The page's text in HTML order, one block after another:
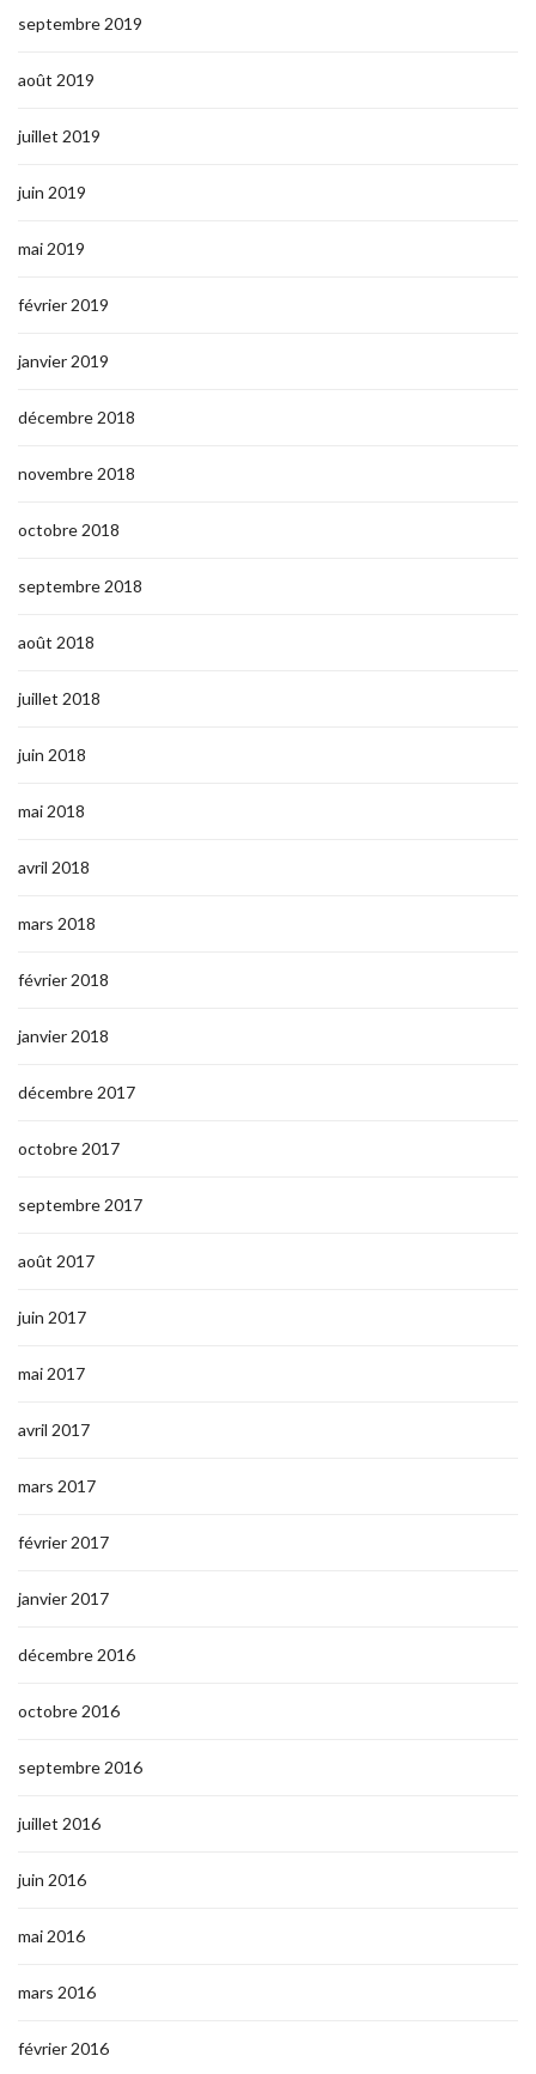
septembre 2019
août 2019
juillet 2019
juin 2019
mai 2019
février 2019
janvier 2019
décembre 2018
novembre 2018
octobre 2018
septembre 2018
août 2018
juillet 2018
juin 2018
mai 2018
avril 2018
mars 2018
février 2018
janvier 2018
décembre 2017
octobre 2017
septembre 2017
août 2017
juin 2017
mai 2017
avril 2017
mars 2017
février 2017
janvier 2017
décembre 2016
octobre 2016
septembre 2016
juillet 2016
juin 2016
mai 2016
mars 2016
février 2016